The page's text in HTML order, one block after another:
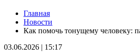
В Самарской области рано утром 8
ракетную и беспилотную опасность
08.08.2026 | 04:40
07.08.2026 | 21:41
Главная
Новости
Как помочь тонущему человеку:
03.06.2026 | 15:17